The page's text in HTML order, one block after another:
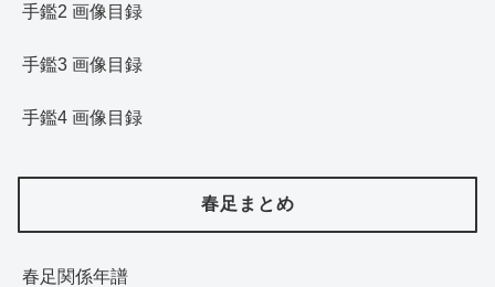
手鑑2 画像目録
手鑑3 画像目録
手鑑4 画像目録
春足まとめ
春足関係年譜